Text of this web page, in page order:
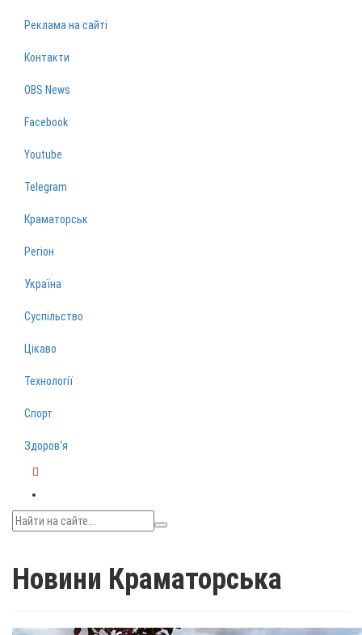
Реклама на сайті
Контакти
OBS News
Facebook
Youtube
Telegram
Краматорськ
Регіон
Україна
Суспільство
Цікаво
Технології
Спорт
Здоров‘я
Новини Краматорська